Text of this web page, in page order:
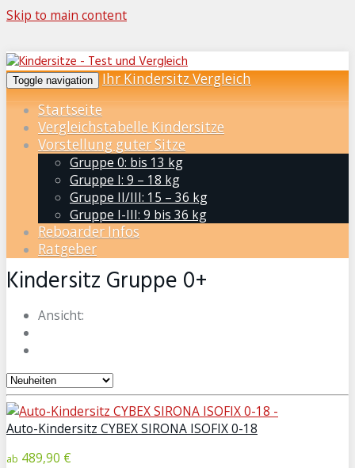
Skip to main content
Toggle navigation
Ihr Kindersitz Vergleich
Startseite
Vergleichstabelle Kindersitze
Vorstellung guter Sitze
Gruppe 0: bis 13 kg
Gruppe I: 9 – 18 kg
Gruppe II/III: 15 – 36 kg
Gruppe I-III: 9 bis 36 kg
Reboarder Infos
Ratgeber
Kindersitz Gruppe 0+
Ansicht:
Auto-Kindersitz CYBEX SIRONA ISOFIX 0-18
ab 489,90 €